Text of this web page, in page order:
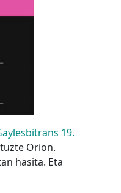
19.
Orion.
hasita. Eta